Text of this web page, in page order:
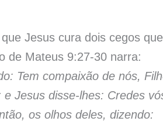
Jesus cura dois cegos
de Mateus 9:27-30 narra:
Tem compaixão de nós,
Jesus disse-lhes: Credes
os olhos deles, dizendo: